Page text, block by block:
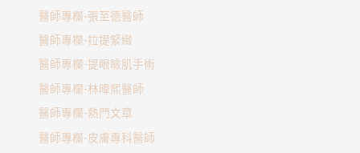
醫師專欄-張至德醫師
醫師專欄-拉提緊緻
醫師專欄-提眼瞼肌手術
醫師專欄-林暐熙醫師
醫師專欄-熱門文章
醫師專欄-皮膚專科醫師